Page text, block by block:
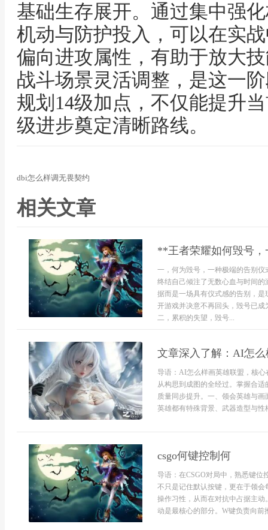
基础生存展开。通过集中强
机动与防护投入，可以在实
偏向进攻属性，有助于放大
战斗场景灵活调整，是这一
规划14级加点，不仅能提升
级进步奠定清晰路线。
dbi怎么样调无畏契约
相关文章
**王者荣耀如何毁号
一，何为毁号，一种极端的告别
终结自己倾注了无数心血与时间
据而是一场具有仪式感的告别，
开游戏并决意不再回头，毁号已
二，累积的失望，毁号...
文章深入了解：AI怎
导语：AI怎么样画英雄联盟，核
从构思到成图的全经过。掌握合
质量同步提升。一、领会英雄与
英雄都有特殊背景、武器造型与
csgo何键控制何
导语：在CSGO对局中，熟悉键位
不只是记住默认按键，更在于领
操作习性，从而在对抗中占据主
动是最核心的部分。W键负责向